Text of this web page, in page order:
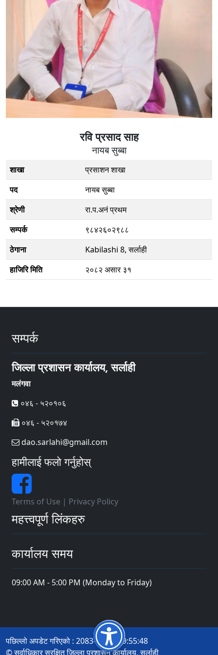
रवि प्रसाद साह
नायब सुब्बा
शाखा
प्रसाशन शाखा
पद
नायब सुब्बा
श्रेणी
रा.प.अनं प्रथम
सम्पर्क
९८४२६०२९८८
ठेगाना
Kabilashi 8, सर्लाही
हाजिरि मिति
२०८२ असार ३१
सम्पर्क
जिल्ला प्रशासन कार्यालय, सर्लाही
मलंगवा
०४६ - ५२०१०६
०४६ - ५२०१७४
dao.sarlahi@gmail.com
हामीलाई फलो गर्नुहोस्
Terms of Use | Privacy Policy
महत्त्वपूर्ण लिंकहरु
कार्यालय समय
09:00 AM - 5:00 PM (Monday to Friday)
पछिल्लो अपडेट गरिएको : 2083-04-19 19:55:48
© सर्वाधिकार सुरक्षित जिल्ला प्रशासन कार्यालय, सर्लाही